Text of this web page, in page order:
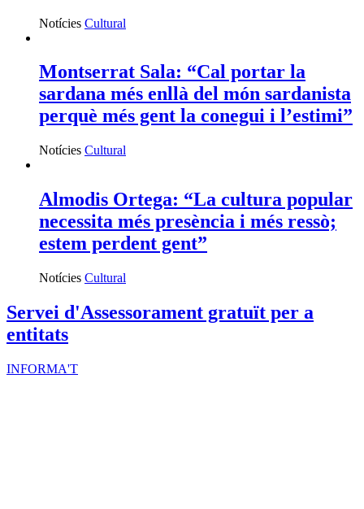
Notícies Cultural
Montserrat Sala: “Cal portar la
sardana més enllà del món sardanista
perquè més gent la conegui i l’estimi”
Notícies Cultural
Almodis Ortega: “La cultura popular
necessita més presència i més ressò;
estem perdent gent”
Notícies Cultural
Servei d'Assessorament gratuït per a
entitats
INFORMA'T